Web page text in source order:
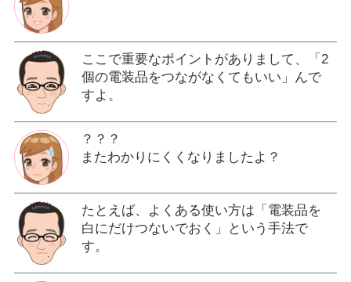
ここで重要なポイントがありまして、「2
個の電装品をつながなくてもいい」んで
すよ。
？？？
またわかりにくくなりましたよ？
たとえば、よくある使い方は「電装品を
白にだけつないでおく」という手法で
す。